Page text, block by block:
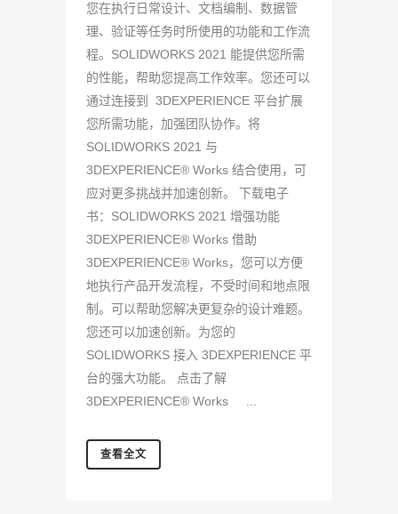
您在执行日常设计、文档编制、数据管
理、验证等任务时所使用的功能和工作流
程。SOLIDWORKS 2021 能提供您所需
的性能，帮助您提高工作效率。您还可以
通过连接到 3DEXPERIENCE 平台扩展
您所需功能，加强团队协作。将
SOLIDWORKS 2021 与
3DEXPERIENCE® Works 结合使用，可
应对更多挑战并加速创新。 下载电子
书：SOLIDWORKS 2021 增强功能
3DEXPERIENCE® Works 借助
3DEXPERIENCE® Works，您可以方便
地执行产品开发流程，不受时间和地点限
制。可以帮助您解决更复杂的设计难题。
您还可以加速创新。为您的
SOLIDWORKS 接入 3DEXPERIENCE 平
台的强大功能。 点击了解
3DEXPERIENCE® Works ...
查看全文